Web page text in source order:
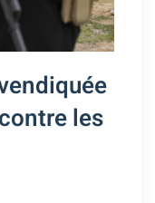
les